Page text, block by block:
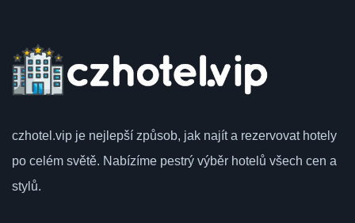
czhotel.vip je nejlepší způsob, jak najít a rezervovat hotely
po celém světě. Nabízíme pestrý výběr hotelů všech cen a
stylů.